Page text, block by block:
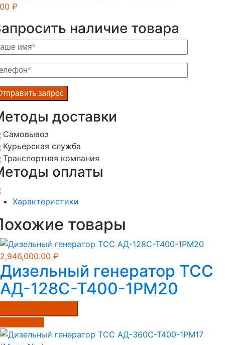
₽
наличие товара
доставки
Самовывоз
Курьерская служба
Транспортная компания
оплаты
Характеристики
товары
2,946,000.00 ₽
Дизельный генератор ТСС
АД-128С-Т400-1РМ20